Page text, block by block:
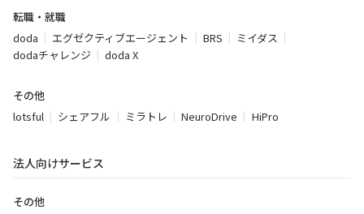
転職・就職
doda
エグゼクティブエージェント BRS
ミイダス
dodaチャレンジ
doda X
その他
lotsful
シェアフル ミラトレ NeuroDrive HiPro
法人向けサービス
その他